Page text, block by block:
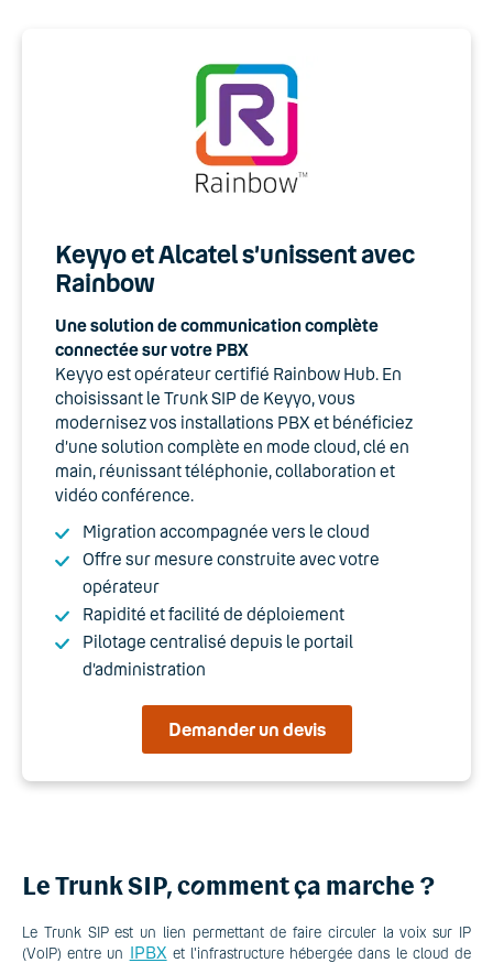
Keyyo et Alcatel s’unissent avec
Rainbow
Une solution de communication complète
connectée sur votre PBX
Keyyo est opérateur certifié Rainbow Hub. En
choisissant le Trunk SIP de Keyyo, vous
modernisez vos installations PBX et bénéficiez
d’une solution complète en mode cloud, clé en
main, réunissant téléphonie, collaboration et
vidéo conférence.
Migration accompagnée vers le cloud
Offre sur mesure construite avec votre
opérateur
Rapidité et facilité de déploiement
Pilotage centralisé depuis le portail
d’administration
Demander un devis
Le Trunk SIP, comment ça marche ?
Le Trunk SIP est un lien permettant de faire circuler la voix sur IP
(VoIP) entre un IPBX et l'infrastructure hébergée dans le cloud de